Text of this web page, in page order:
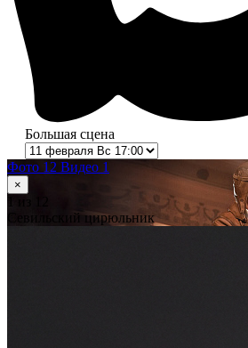
Большая сцена
Фото 12 Видео 1
×
Севильский цирюльник